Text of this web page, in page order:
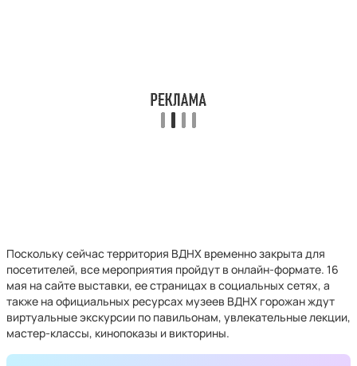
Поскольку сейчас территория ВДНХ временно закрыта для
посетителей, все мероприятия пройдут в онлайн-формате. 16
мая на сайте выставки, ее страницах в социальных сетях, а
также на официальных ресурсах музеев ВДНХ горожан ждут
виртуальные экскурсии по павильонам, увлекательные лекции,
мастер-классы, кинопоказы и викторины.